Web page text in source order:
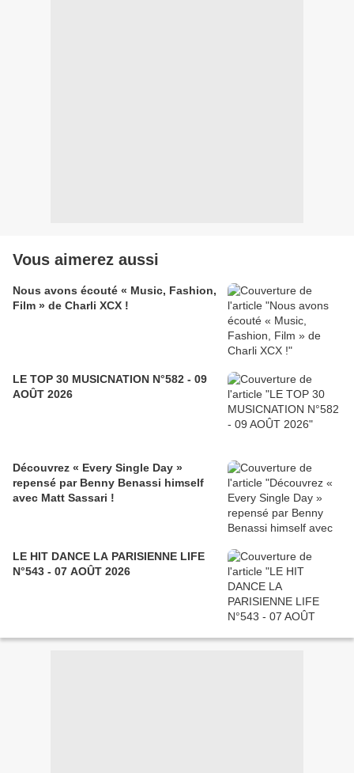
Vous aimerez aussi
Nous avons écouté « Music, Fashion,
Film » de Charli XCX !
LE TOP 30 MUSICNATION N°582 - 09
AOÛT 2026
Découvrez « Every Single Day »
repensé par Benny Benassi himself
avec Matt Sassari !
LE HIT DANCE LA PARISIENNE LIFE
N°543 - 07 AOÛT 2026